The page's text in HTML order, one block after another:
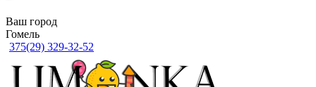
Ваш город
Гомель
375(29) 329-32-52